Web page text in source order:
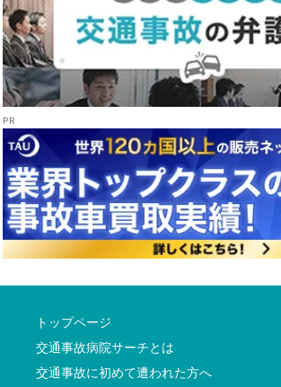
トップページ
交通事故病院サーチとは
交通事故に初めて遭われた方へ